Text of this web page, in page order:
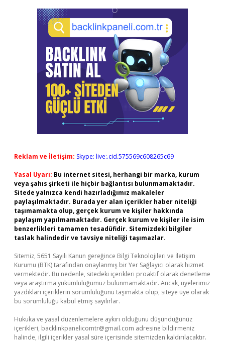
Reklam ve İletişim: Skype: live:.cid.575569c608265c69
Yasal Uyarı: Bu internet sitesi, herhangi bir marka, kurum
veya şahıs şirketi ile hiçbir bağlantısı bulunmamaktadır.
Sitede yalnızca kendi hazırladığımız makaleler
paylaşılmaktadır. Burada yer alan içerikler haber niteliği
taşımamakta olup, gerçek kurum ve kişiler hakkında
paylaşım yapılmamaktadır. Gerçek kurum ve kişiler ile isim
benzerlikleri tamamen tesadüfidir. Sitemizdeki bilgiler
taslak halindedir ve tavsiye niteliği taşımazlar.
Sitemiz, 5651 Sayılı Kanun gereğince Bilgi Teknolojileri ve İletişim
Kurumu (BTK) tarafından onaylanmış bir Yer Sağlayıcı olarak hizmet
vermektedir. Bu nedenle, sitedeki içerikleri proaktif olarak denetleme
veya araştırma yükümlülüğümüz bulunmamaktadır. Ancak, üyelerimiz
yazdıkları içeriklerin sorumluluğunu taşımakta olup, siteye üye olarak
bu sorumluluğu kabul etmiş sayılırlar.
Hukuka ve yasal düzenlemelere aykırı olduğunu düşündüğünüz
içerikleri, backlinkpanelicomtr@gmail.com adresine bildirmeniz
halinde, ilgili içerikler yasal süre içerisinde sitemizden kaldırılacaktır.